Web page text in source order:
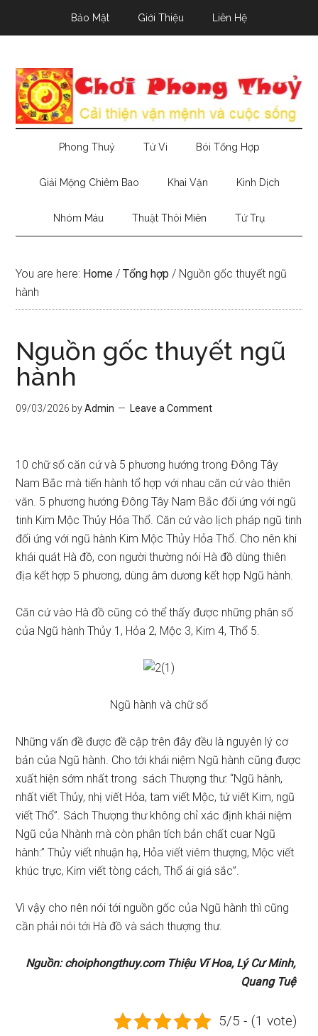
Bảo Mật Giới Thiệu Liên Hệ
Phong Thuỷ Tử Vi Bói Tổng Hợp
Giải Mộng Chiêm Bao Khai Vận Kinh Dịch
Nhóm Máu Thuật Thôi Miên Tứ Trụ
You are here: Home / Tổng hợp / Nguồn gốc thuyết ngũ
hành
Nguồn gốc thuyết ngũ
hành
09/03/2026 byAdmin Leave a Comment
10 chữ số căn cứ và 5 phương hướng trong Đông Tây
Nam Bắc mà tiến hành tổ hợp với nhau căn cứ vào thiên
văn. 5 phương hướng Đông Tây Nam Bắc đối ứng với ngũ
tinh Kim Mộc Thủy Hỏa Thổ. Căn cứ vào lịch pháp ngũ tinh
đối ứng với ngũ hành Kim Mộc Thủy Hỏa Thổ. Cho nên khi
khái quát Hà đồ, con người thường nói Hà đồ dùng thiên
địa kết hợp 5 phương, dùng âm dương kết hợp Ngũ hành.
Căn cứ vào Hà đồ cũng có thể thấy được những phân số
của Ngũ hành Thủy 1, Hỏa 2, Mộc 3, Kim 4, Thổ 5.
Ngũ hành và chữ số
Những vấn đề được đề cập trên đây đều là nguyên lý cơ
bản của Ngũ hành. Cho tới khái niệm Ngũ hành cũng được
xuất hiện sớm nhất trong sách Thượng thư: “Ngũ hành,
nhất viết Thủy, nhị viết Hỏa, tam viết Mộc, tứ viết Kim, ngũ
viết Thổ”. Sách Thượng thư không chỉ xác định khái niệm
Ngũ của Nhành mà còn phân tích bản chất cuar Ngũ
hành:” Thủy viết nhuận hạ, Hỏa viết viêm thượng, Mộc viết
khúc trực, Kim viết tòng cách, Thổ ái giá sắc”.
Vì vậy cho nên nói tới nguồn gốc của Ngũ hành thì cũng
cần phải nói tới Hà đồ và sách thượng thư.
Nguồn: choiphongthuy.com Thiệu Vĩ Hoa, Lý Cư Minh,
Quang Tuệ
5/5 - (1 vote)